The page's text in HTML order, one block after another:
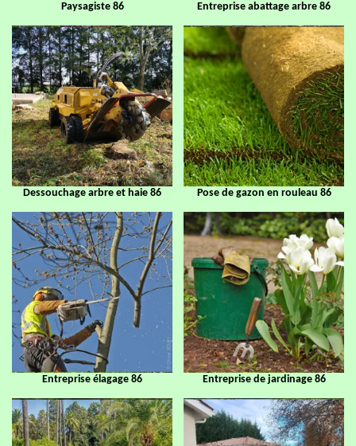
Paysagiste 86 Entreprise abattage arbre 86
Dessouchage arbre et haie 86 Pose de gazon en rouleau 86
Entreprise élagage 86 Entreprise de jardinage 86